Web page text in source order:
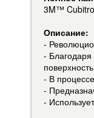
3M™
Описание:
-
-
- В
-
-